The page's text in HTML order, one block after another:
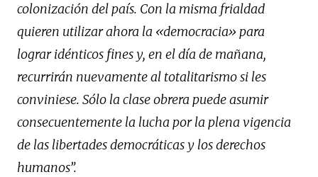
colonización del país. Con la misma frialdad
quieren utilizar ahora la «democracia» para
lograr idénticos fines y, en el día de mañana,
recurrirán nuevamente al totalitarismo si les
conviniese. Sólo la clase obrera puede asumir
consecuentemente la lucha por la plena vigencia
de las libertades democráticas y los derechos
humanos”.